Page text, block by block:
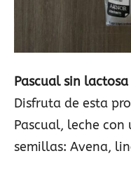
Pascual sin
Disfruta de esta
Pascual, leche con
semillas: Avena,